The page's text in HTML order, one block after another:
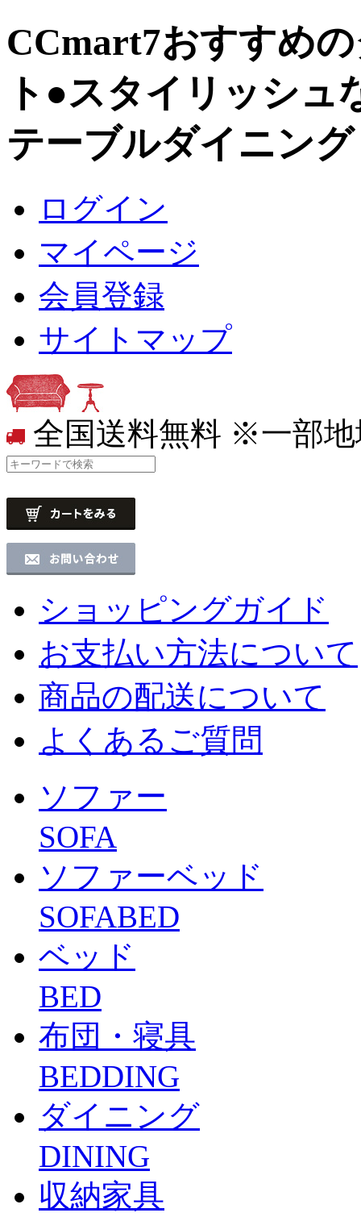
CCmart7おすすめ
ト●スタイリッシ
テーブルダイニン
ログイン
マイページ
会員登録
サイトマップ
全国送料無料 ※一部地
ショッピングガイド
お支払い方法について
商品の配送について
よくあるご質問
ソファー
SOFA
ソファーベッド
SOFABED
ベッド
BED
布団・寝具
BEDDING
ダイニング
DINING
収納家具